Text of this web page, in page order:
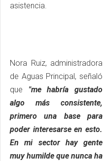
asistencia.
Nora Ruiz, administradora
de Aguas Principal, señaló
que "me habría gustado
algo más consistente,
primero una base para
poder interesarse en esto.
En mi sector hay gente
muy humilde que nunca ha